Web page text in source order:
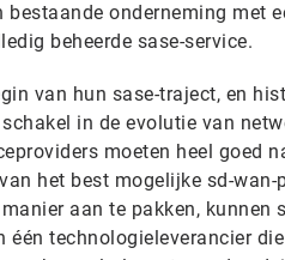
bestaande onderneming met
beheerde sase-service.
van hun sase-traject, en
in de evolutie van
moeten heel goed
het best mogelijke sd-
aan te pakken, kunnen
technologieleverancier